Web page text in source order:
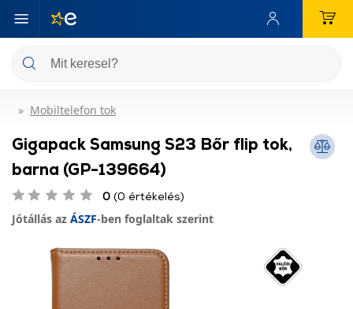
Mobiltelefon tok
Gigapack Samsung S23 Bőr flip tok,
barna (GP-139664)
0 (0 értékelés)
Jótállás az ÁSZF-ben foglaltak szerint